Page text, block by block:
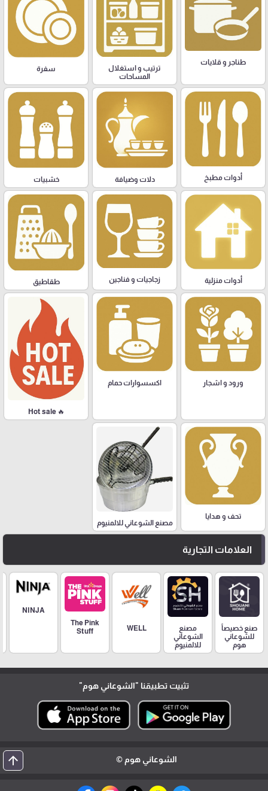
طناجر و قلايات
ترتيب و استغلال
المساحات
سفرة
أدوات مطبخ دلات وضيافة خشبيات
أدوات منزلية زجاجيات و فناجين طقاطيق
ورود و اشجار اكسسوارات حمام
🔥 Hot sale
تحف و هدايا
مصنع الشوعاني للالمنيوم
العلامات التجارية
صنع خصيصاً
للشوعاني
هوم
مصنع
الشوعاني
للالمنيوم
WELL
The Pink
Stuff
NINJA
تثبيت تطبيقنا "الشوعاني هوم"
الشوعاني هوم © arrow_upward